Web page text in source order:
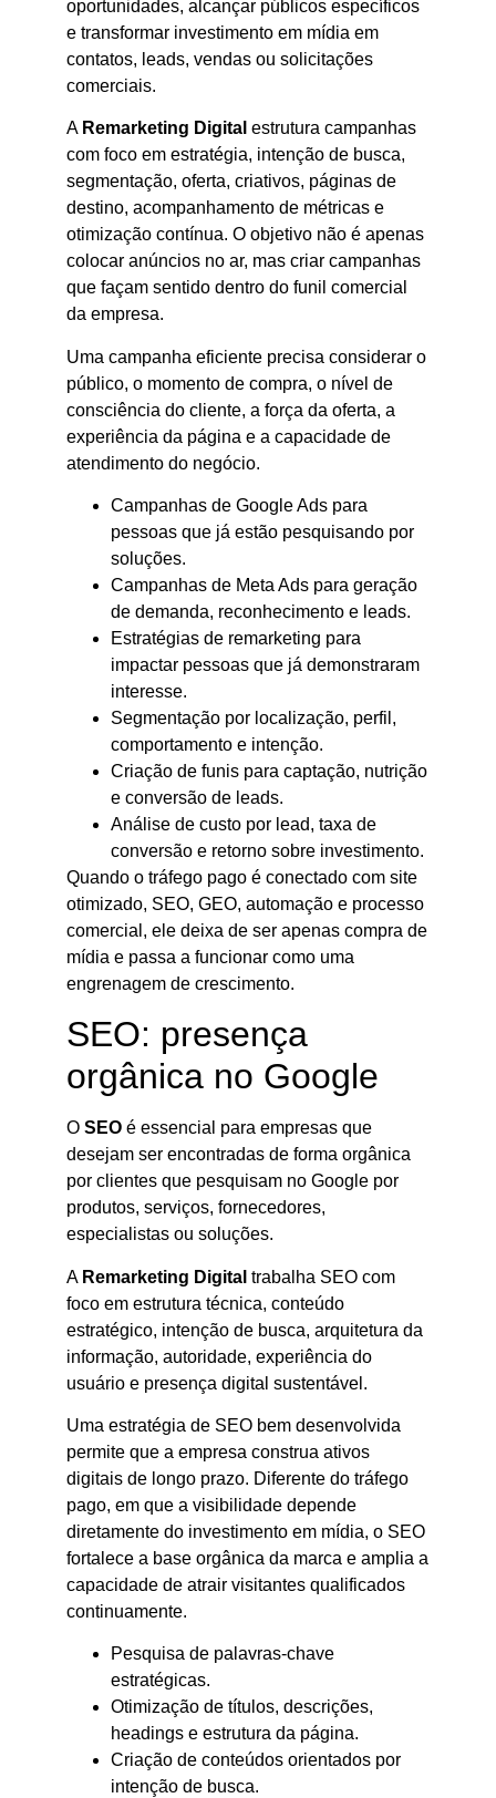
oportunidades, alcançar públicos específicos
e transformar investimento em mídia em
contatos, leads, vendas ou solicitações
comerciais.
A Remarketing Digital estrutura campanhas
com foco em estratégia, intenção de busca,
segmentação, oferta, criativos, páginas de
destino, acompanhamento de métricas e
otimização contínua. O objetivo não é apenas
colocar anúncios no ar, mas criar campanhas
que façam sentido dentro do funil comercial
da empresa.
Uma campanha eficiente precisa considerar o
público, o momento de compra, o nível de
consciência do cliente, a força da oferta, a
experiência da página e a capacidade de
atendimento do negócio.
Campanhas de Google Ads para
pessoas que já estão pesquisando por
soluções.
Campanhas de Meta Ads para geração
de demanda, reconhecimento e leads.
Estratégias de remarketing para
impactar pessoas que já demonstraram
interesse.
Segmentação por localização, perfil,
comportamento e intenção.
Criação de funis para captação, nutrição
e conversão de leads.
Análise de custo por lead, taxa de
conversão e retorno sobre investimento.
Quando o tráfego pago é conectado com site
otimizado, SEO, GEO, automação e processo
comercial, ele deixa de ser apenas compra de
mídia e passa a funcionar como uma
engrenagem de crescimento.
SEO: presença
orgânica no Google
O SEO é essencial para empresas que
desejam ser encontradas de forma orgânica
por clientes que pesquisam no Google por
produtos, serviços, fornecedores,
especialistas ou soluções.
A Remarketing Digital trabalha SEO com
foco em estrutura técnica, conteúdo
estratégico, intenção de busca, arquitetura da
informação, autoridade, experiência do
usuário e presença digital sustentável.
Uma estratégia de SEO bem desenvolvida
permite que a empresa construa ativos
digitais de longo prazo. Diferente do tráfego
pago, em que a visibilidade depende
diretamente do investimento em mídia, o SEO
fortalece a base orgânica da marca e amplia a
capacidade de atrair visitantes qualificados
continuamente.
Pesquisa de palavras-chave
estratégicas.
Otimização de títulos, descrições,
headings e estrutura da página.
Criação de conteúdos orientados por
intenção de busca.